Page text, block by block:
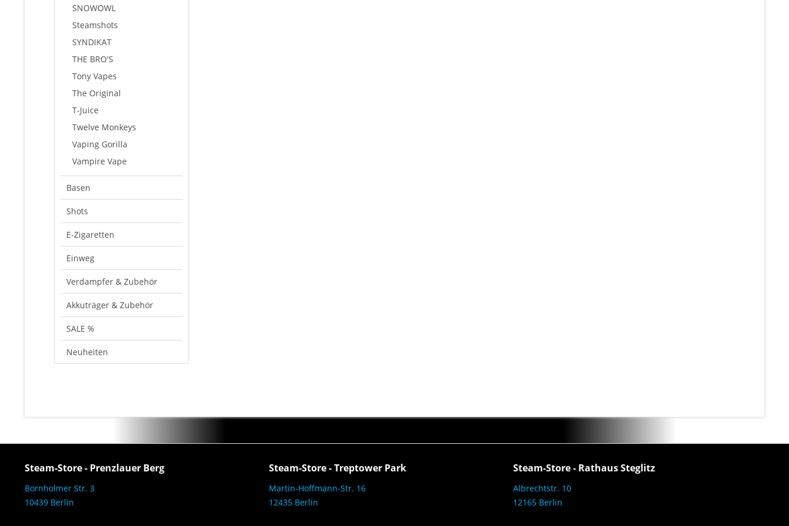
SNOWOWL
Steamshots
SYNDIKAT
THE BRO'S
Tony Vapes
The Original
T-Juice
Twelve Monkeys
Vaping Gorilla
Vampire Vape
Basen
Shots
E-Zigaretten
Einweg
Verdampfer & Zubehör
Akkuträger & Zubehör
SALE %
Neuheiten
Steam-Store - Prenzlauer Berg
Bornholmer Str. 3
10439 Berlin
Steam-Store - Treptower Park
Martin-Hoffmann-Str. 16
12435 Berlin
Steam-Store - Rathaus Steglitz
Albrechtstr. 10
12165 Berlin